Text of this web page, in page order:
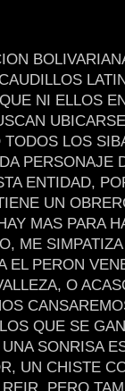
NI ELLOS
LOS
PERSONAJE
ENTIDAD,
UN
MAS PARA
ME
EL PERON
O
QUE SE
SONRISA
UN CHISTE